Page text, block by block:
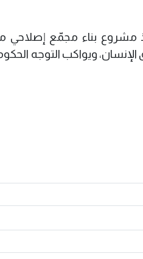
مشروع بناء مجمّع إصلاحي
الإنسان، ويواكب التوجه